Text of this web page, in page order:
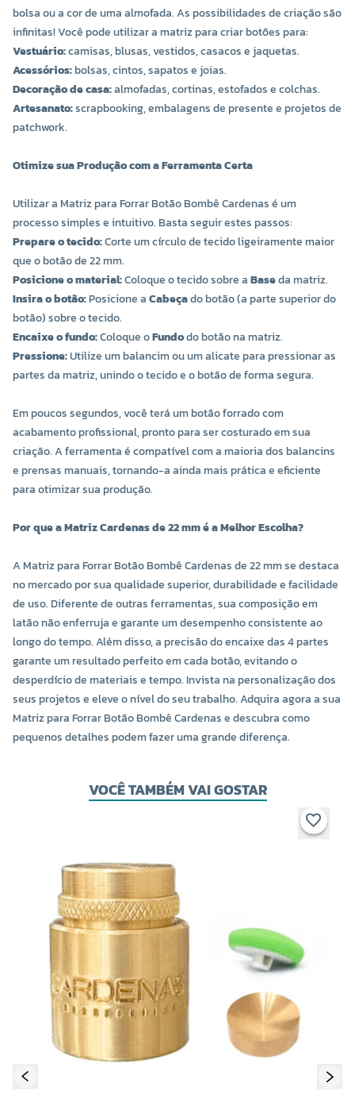
bolsa ou a cor de uma almofada. As possibilidades de criação são
infinitas! Você pode utilizar a matriz para criar botões para:
Vestuário:camisas, blusas, vestidos, casacos e jaquetas.
Acessórios:bolsas, cintos, sapatos e joias.
Decoração de casa:almofadas, cortinas, estofados e colchas.
Artesanato:scrapbooking, embalagens de presente e projetos de
patchwork.
Otimize sua Produção com a Ferramenta Certa
Utilizar a Matriz para Forrar Botão Bombê Cardenas é um
processo simples e intuitivo. Basta seguir estes passos:
Prepare o tecido:Corte um círculo de tecido ligeiramente maior
que o botão de 22 mm.
Posicione o material:Coloque o tecido sobre aBaseda matriz.
Insira o botão:Posicione aCabeçado botão (a parte superior do
botão) sobre o tecido.
Encaixe o fundo:Coloque oFundodo botão na matriz.
Pressione:Utilize um balancim ou um alicate para pressionar as
partes da matriz, unindo o tecido e o botão de forma segura.
Em poucos segundos, você terá um botão forrado com
acabamento profissional, pronto para ser costurado em sua
criação. A ferramenta é compatível com a maioria dos balancins
e prensas manuais, tornando-a ainda mais prática e eficiente
para otimizar sua produção.
Por que a Matriz Cardenas de 22 mm é a Melhor Escolha?
A Matriz para Forrar Botão Bombê Cardenas de 22 mm se destaca
no mercado por sua qualidade superior, durabilidade e facilidade
de uso. Diferente de outras ferramentas, sua composição em
latão não enferruja e garante um desempenho consistente ao
longo do tempo. Além disso, a precisão do encaixe das 4 partes
garante um resultado perfeito em cada botão, evitando o
desperdício de materiais e tempo. Invista na personalização dos
seus projetos e eleve o nível do seu trabalho. Adquira agora a sua
Matriz para Forrar Botão Bombê Cardenas e descubra como
pequenos detalhes podem fazer uma grande diferença.
VOCÊ TAMBÉM VAI GOSTAR